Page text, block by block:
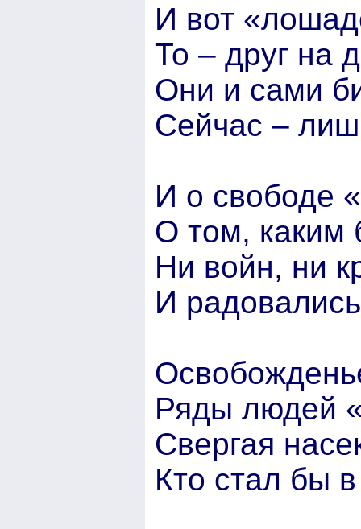
И вот
То – друг на
Они и сами
Сейчас –
И о свободе
О том, каким
Ни войн, ни
И
Ряды людей
Свергая
Кто стал бы